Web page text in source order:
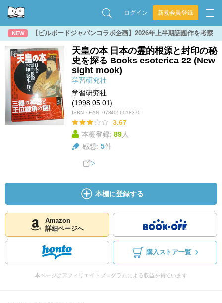
ログイン 新規会員登録
NEW 【ビルボードジャパンコラボ企画】2026年上半期話題作を考察
天皇の本 日本の霊的根源と封印の秘
史を探る Books esoterica 22 (New
sight mook)
学習研究社
学習研究社
(1998.05.01)
ISBN・EAN: 9784056018370
3.67
本棚登録: 89人
感想: 5件
本棚に登録する
Amazon
詳細ページへ
購入ストア一覧
本ページはアフィリエイトプログラムによる収益を得ています